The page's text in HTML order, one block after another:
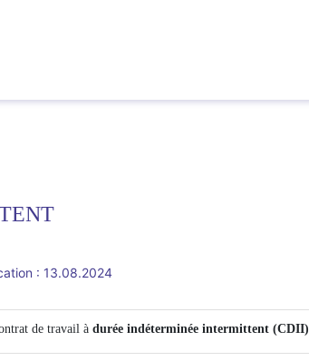
: 13.08.2024
de travail à durée indéterminée intermittent (CDII)